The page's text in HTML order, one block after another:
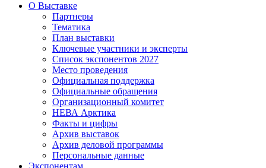
О Выставке
Партнеры
Тематика
План выставки
Ключевые участники и эксперты
Список экспонентов 2027
Место проведения
Официальная поддержка
Официальные обращения
Организационный комитет
НЕВА Арктика
Факты и цифры
Архив выставок
Архив деловой программы
Персональные данные
Экспонентам